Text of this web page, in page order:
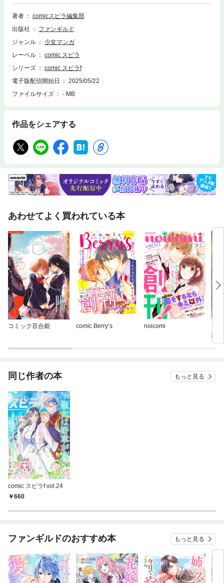
大公様に嫁ぐ」漫画：白蓮翠 原作：香散見羽弥／「私のことは諦めてく
ださい！～策士な皇太子と素顔を隠すモブ令嬢の溺愛攻防～」漫画：ちゃ
ない」漫画：つつらひの 原作：前澤のーん／「義妹にすべてを奪われた
のに元婚約者（上司）が溺愛してきます。」漫画：春咲ルネ 原作：新奈
作：伊織ライ／「今世では、ひとりで生きようと思います。そのはず
が…」漫画：藤いちのせ 原作：未知香／「婚約破棄された男爵令嬢リル
ジェシカは得意の靴作りで借金返済中！」作画：清正恐紫 原作：綾束
乙 構成：comicスピラ／「拝啓、役立たず令嬢から親愛なる騎士様へ～
地味な魔法でも貴方の役に立ってみせます」作画：露草空 原作：結生ま
魔子 キャラクター原案：よしざわ未菜子／「王太子妃になりたくないの
で、偽装婚約で回避します！」漫画：あおい 原作：ハラペコWASABI／
「傷物令嬢と氷の騎士様～前世で護衛した少年に今世では溺愛されていま
す～」漫画：うさあすら 原作：櫻田りん キャラクター原案：安芸緒／
「氷の宰相閣下をうっかり助けたら溺愛されました」作画：紙川りく 原
著者
comicスピラ編集部
出版社
ファンギルド
ジャンル
少女マンガ
レーベル
comic スピラ
シリーズ
comic スピラf
電子版配信開始日
2025/05/22
ファイルサイズ
- MB
作品をシェアする
あわせてよく買われている本
コミック百合姫 comic Berry’s noicomi
爵
い
同じ作者の本 もっと見る
comic スピラf vol.24
660
ファンギルドのおすすめ本 もっと見る